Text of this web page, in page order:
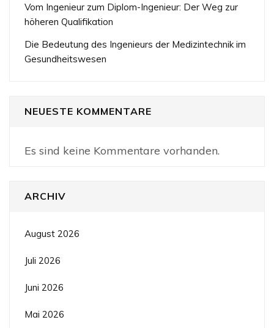
Vom Ingenieur zum Diplom-Ingenieur: Der Weg zur
höheren Qualifikation
Die Bedeutung des Ingenieurs der Medizintechnik im
Gesundheitswesen
NEUESTE KOMMENTARE
Es sind keine Kommentare vorhanden.
ARCHIV
August 2026
Juli 2026
Juni 2026
Mai 2026